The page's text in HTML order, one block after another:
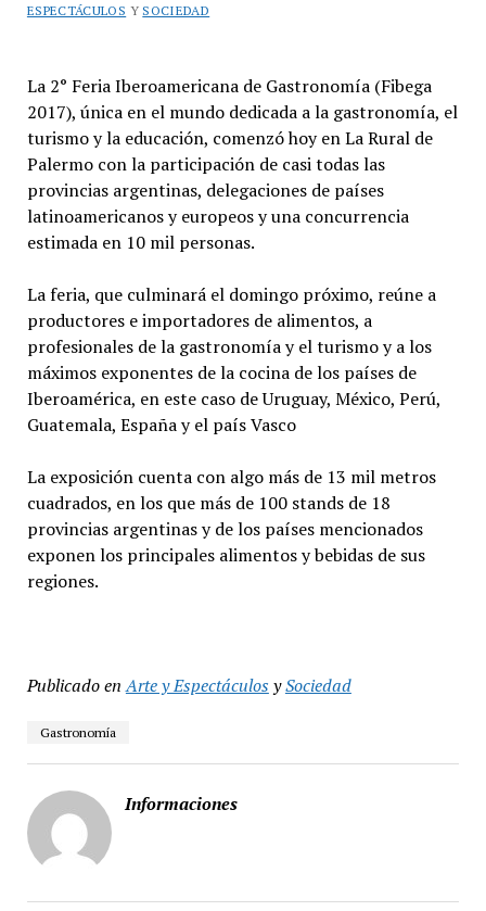
ESPECTÁCULOS Y SOCIEDAD
La 2° Feria Iberoamericana de Gastronomía (Fibega
2017), única en el mundo dedicada a la gastronomía, el
turismo y la educación, comenzó hoy en La Rural de
Palermo con la participación de casi todas las
provincias argentinas, delegaciones de países
latinoamericanos y europeos y una concurrencia
estimada en 10 mil personas.
La feria, que culminará el domingo próximo, reúne a
productores e importadores de alimentos, a
profesionales de la gastronomía y el turismo y a los
máximos exponentes de la cocina de los países de
Iberoamérica, en este caso de Uruguay, México, Perú,
Guatemala, España y el país Vasco
La exposición cuenta con algo más de 13 mil metros
cuadrados, en los que más de 100 stands de 18
provincias argentinas y de los países mencionados
exponen los principales alimentos y bebidas de sus
regiones.
Publicado en Arte y EspectáculosySociedad
Gastronomía
Informaciones